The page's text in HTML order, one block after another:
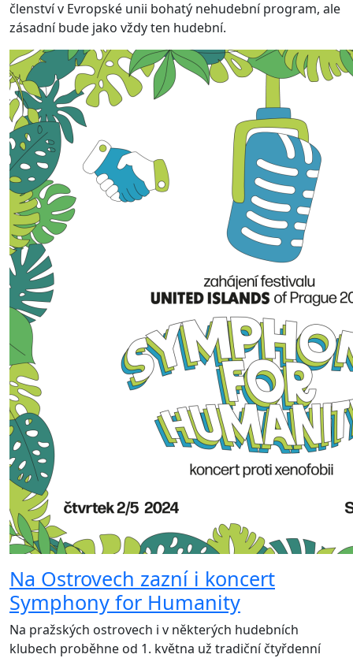
členství v Evropské unii bohatý nehudební program, ale
zásadní bude jako vždy ten hudební.
Na Ostrovech zazní i koncert
Symphony for Humanity
Na pražských ostrovech i v některých hudebních
klubech proběhne od 1. května už tradiční čtyřdenní